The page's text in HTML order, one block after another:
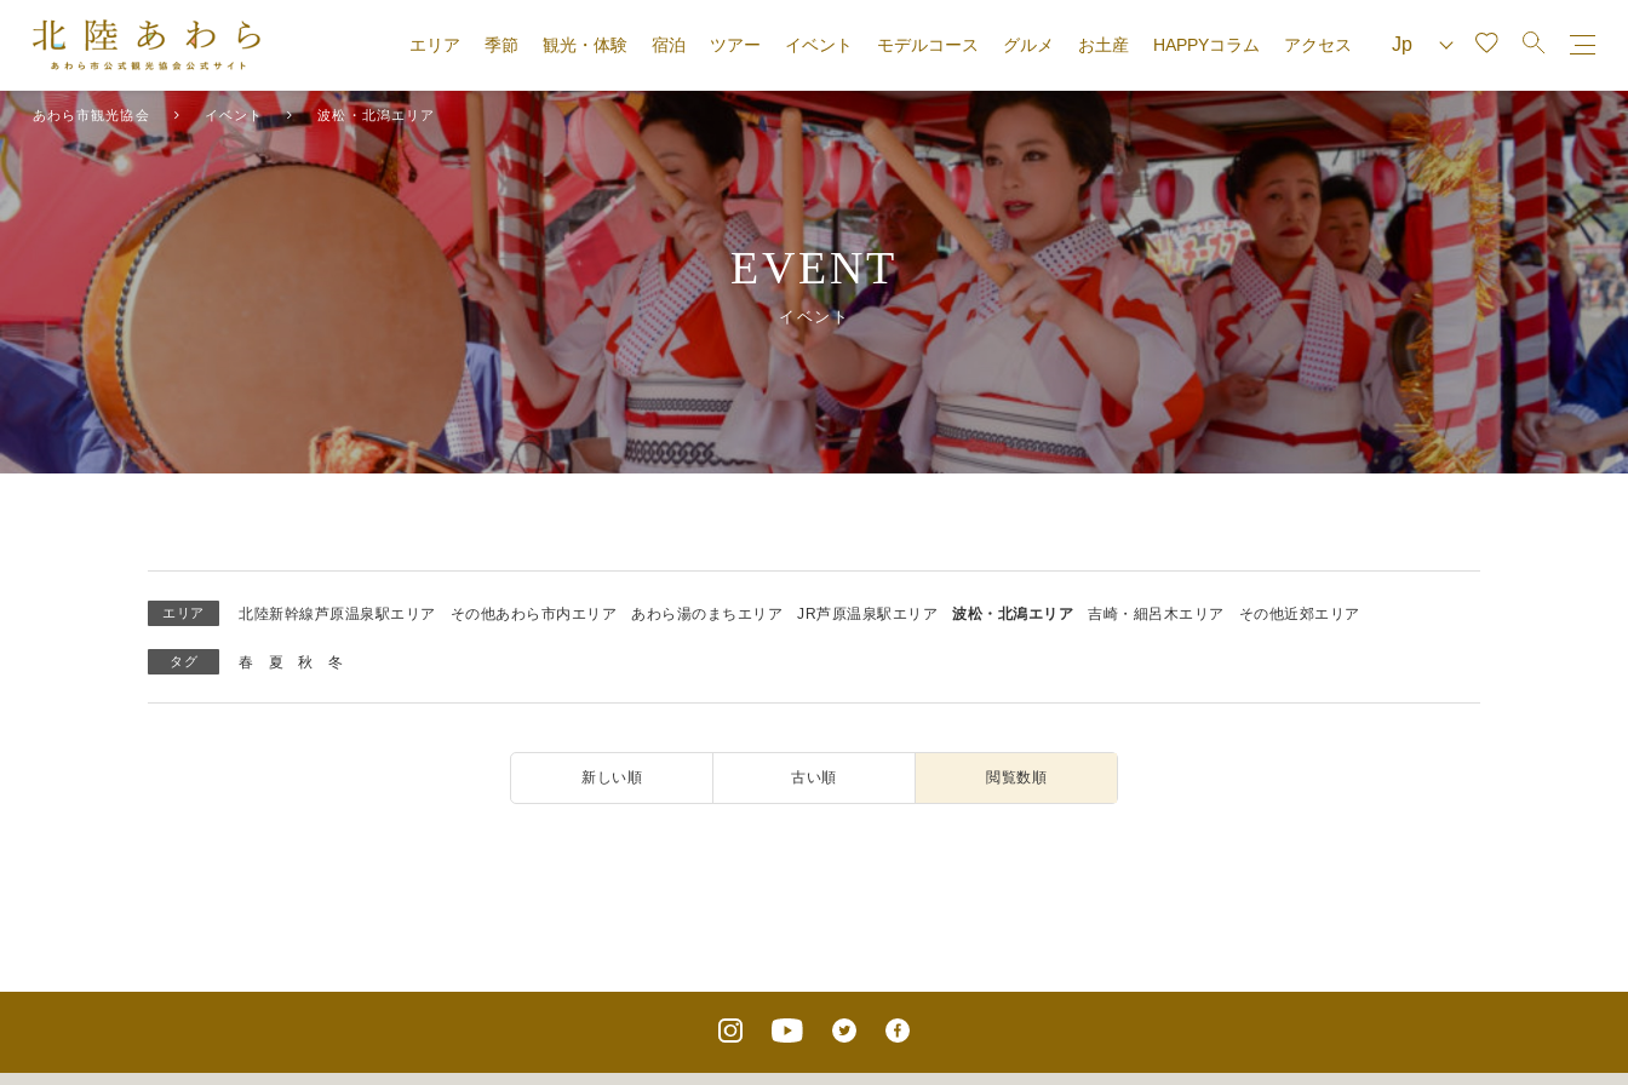
エリア 季節 観光・体験 宿泊 ツアー イベント モデルコース グルメ お土産 HAPPYコラム アクセス
あわら市観光協会 イベント 波松・北潟エリア
EVENT
イベント
エリア 北陸新幹線芦原温泉駅エリア その他あわら市内エリア あわら湯のまちエリア JR芦原温泉駅エリア 波松・北潟エリア 吉崎・細呂木エリア その他近郊エリア
タグ 春 夏 秋 冬
新しい順 古い順 閲覧数順